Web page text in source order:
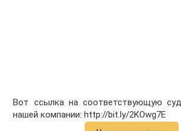
Вот ссылка на соответствующую
нашей компании:http://bit.ly/2KOwg7E